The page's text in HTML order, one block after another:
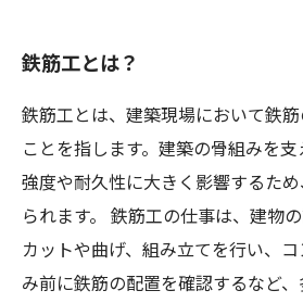
鉄筋工とは？
鉄筋工とは、建築現場において鉄
ことを指します。建築の骨組みを
強度や耐久性に大きく影響するた
られます。 鉄筋工の仕事は、建物
カットや曲げ、組み立てを行い、
み前に鉄筋の配置を確認するなど、